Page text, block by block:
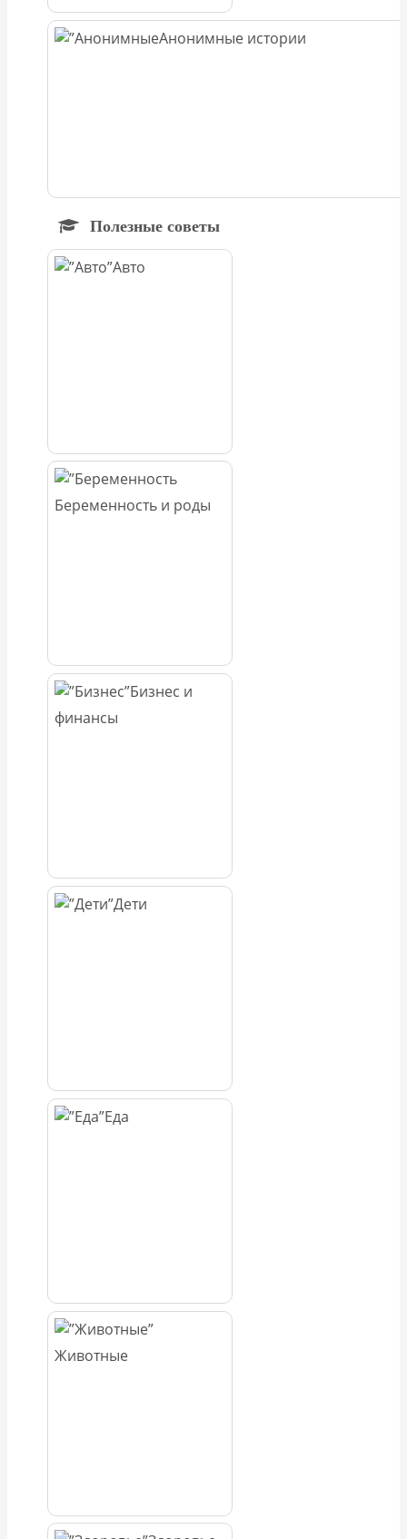
Анонимные истории
Полезные советы
Авто
Беременность и роды
Бизнес и
финансы
Дети
Еда
Животные